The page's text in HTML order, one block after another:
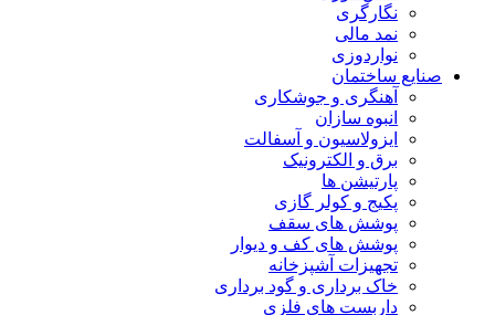
نگارگری
نمد مالی
نواردوزی
صنایع ساختمان
آهنگری و جوشکاری
انبوه سازان
ایزولاسیون و آسفالت
برق و الکترونیک
پارتیشن ها
پکیج و کولر گازی
پوشش های سقف
پوشش های کف و دیوار
تجهیزات آشپزخانه
خاک برداری و گود برداری
داربست های فلزی